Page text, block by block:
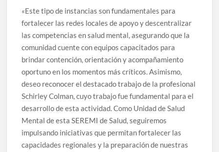
«Este tipo de instancias son fundamentales para
fortalecer las redes locales de apoyo y descentralizar
las competencias en salud mental, asegurando que la
comunidad cuente con equipos capacitados para
brindar contención, orientación y acompañamiento
oportuno en los momentos más críticos. Asimismo,
deseo reconocer el destacado trabajo de la profesional
Schirley Colman, cuyo trabajo fue fundamental para el
desarrollo de esta actividad. Como Unidad de Salud
Mental de esta SEREMI de Salud, seguiremos
impulsando iniciativas que permitan fortalecer las
capacidades regionales y la preparación de nuestras